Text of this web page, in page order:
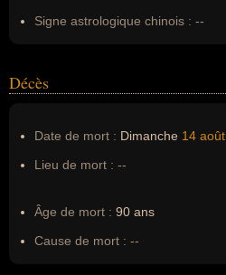
Surnom :Il Commendatore
Signe astrologique chinois : --
Décès
Date de mort : Dimanche 14 août
Lieu de mort : --
Âge de mort : 90 ans
Cause de mort : --